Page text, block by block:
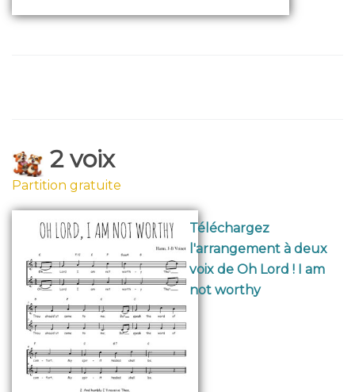
2 voix
Partition gratuite
Téléchargez
l'arrangement à deux
voix de Oh Lord ! I am
not worthy